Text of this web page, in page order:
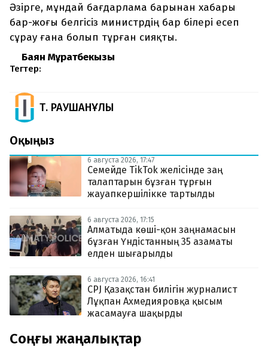
Әзірге, мұндай бағдарлама барынан хабары
бар-жоғы белгісіз министрдің бар білері есеп
сұрау ғана болып тұрған сияқты.
Баян Мұратбекқызы
Тегтер:
Т. РАУШАНҰЛЫ
Оқыңыз
6 августа 2026, 17:47
Семейде TikTok желісінде заң
талаптарын бұзған тұрғын
жауапкершілікке тартылды
6 августа 2026, 17:15
Алматыда көші-қон заңнамасын
бұзған Үндістанның 35 азаматы
елден шығарылды
6 августа 2026, 16:41
CPJ Қазақстан билігін журналист
Лұқпан Ахмедияровқа қысым
жасамауға шақырды
Соңғы жаңалықтар